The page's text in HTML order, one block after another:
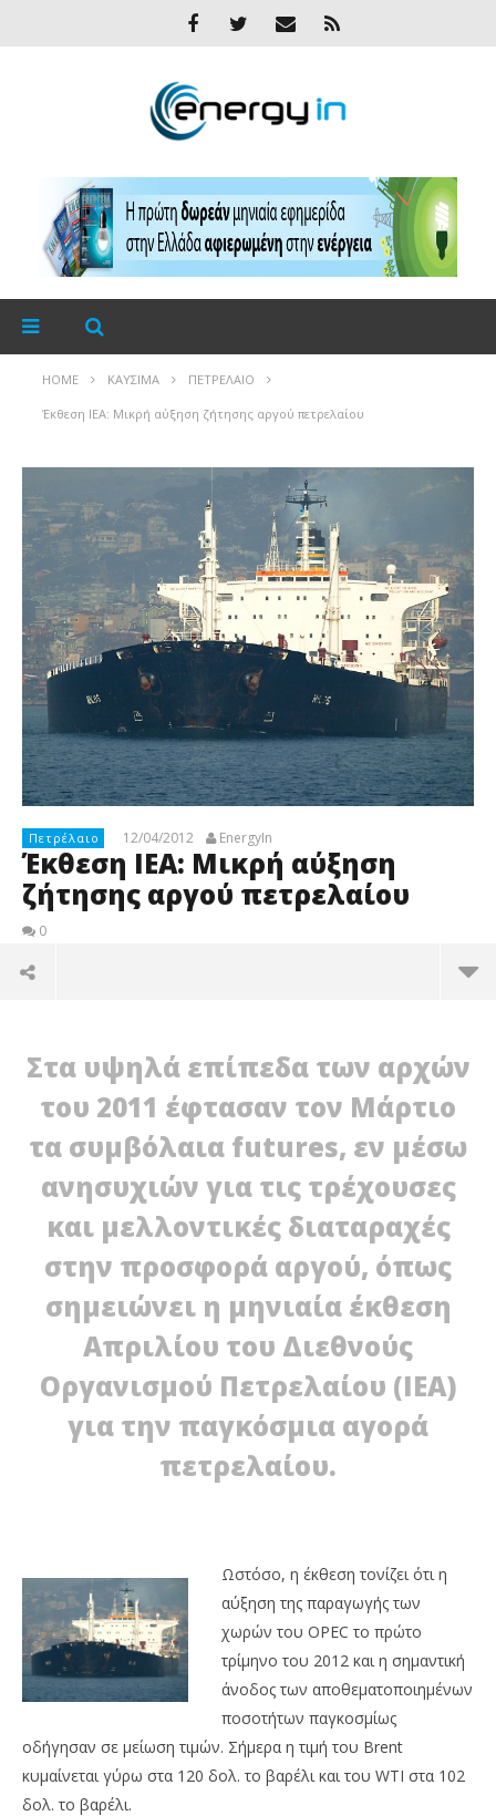
HOME ΚΑΎΣΙΜΑ ΠΕΤΡΈΛΑΙΟ
Έκθεση ΙΕΑ: Μικρή αύξηση ζήτησης αργού πετρελαίου
Πετρέλαιο 12/04/2012 EnergyIn
Έκθεση ΙΕΑ: Μικρή αύξηση
ζήτησης αργού πετρελαίου
0
NOW VIEWING
Έκθεση ΙΕΑ: Μικρή αύξηση ζήτησης αργού
πετρελαίου
12/04/2012
Στα υψηλά επίπεδα των αρχών
του 2011 έφτασαν τον Μάρτιο
τα συμβόλαια futures, εν μέσω
ανησυχιών για τις τρέχουσες
και μελλοντικές διαταραχές
στην προσφορά αργού, όπως
σημειώνει η μηνιαία έκθεση
Απριλίου του Διεθνούς
Οργανισμού Πετρελαίου (ΙΕΑ)
για την παγκόσμια αγορά
πετρελαίου.
Ωστόσο, η έκθεση τονίζει ότι η
αύξηση της παραγωγής των
χωρών του OPEC το πρώτο
τρίμηνο του 2012 και η σημαντική
άνοδος των αποθεματοποιημένων
ποσοτήτων παγκοσμίως
οδήγησαν σε μείωση τιμών. Σήμερα η τιμή του Brent
κυμαίνεται γύρω στα 120 δολ. το βαρέλι και του WTI στα 102
δολ. το βαρέλι.